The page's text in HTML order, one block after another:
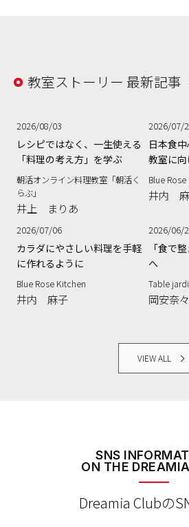
教室ストーリー 最新記事
2026/08/03
レシピではなく、一生使える
「料理の考え方」を学ぶ
朝活オンライン料理教室「朝活く
らぶ」
井上 まりあ
2026/07/
日本食
教室に向
Blue
井内
2026/07/06
カラダにやさしい料理を手軽
に作れるように
Blue Rose Kitchen
井内 麻子
2026/06/
「食で
へ
Table
岡安奈々
VIEW ALL
SNS
ON THE
Dreamia Clubの